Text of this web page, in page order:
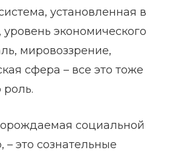
установленная в
экономического
мировоззрение,
сфера – все это тоже
социальной
– это сознательные